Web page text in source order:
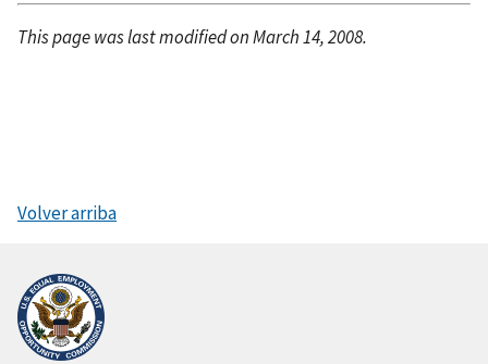
This page was last modified on March 14, 2008.
Volver arriba